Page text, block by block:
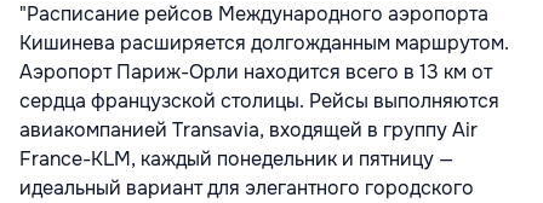
"Расписание рейсов Международного аэропорта
Кишинева расширяется долгожданным маршрутом.
Аэропорт Париж-Орли находится всего в 13 км от
сердца французской столицы. Рейсы выполняются
авиакомпанией Transavia, входящей в группу Air
France-KLM, каждый понедельник и пятницу —
идеальный вариант для элегантного городского